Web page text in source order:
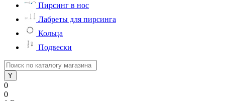
Пирсинг в нос
Лабреты для пирсинга
Кольца
Подвески
0
0